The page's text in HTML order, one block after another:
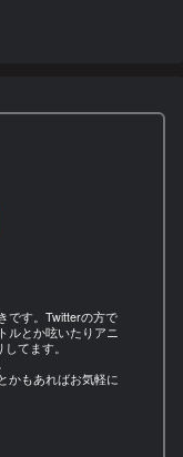
です。Twitterの方で
ルとか呟いたりアニ
てます。
かもあればお気軽に